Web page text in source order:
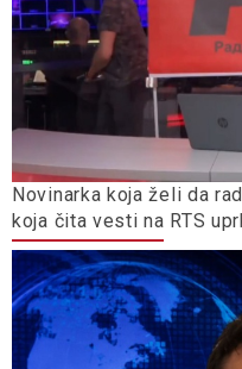
Novinarka koja želi da
koja čita vesti na RTS